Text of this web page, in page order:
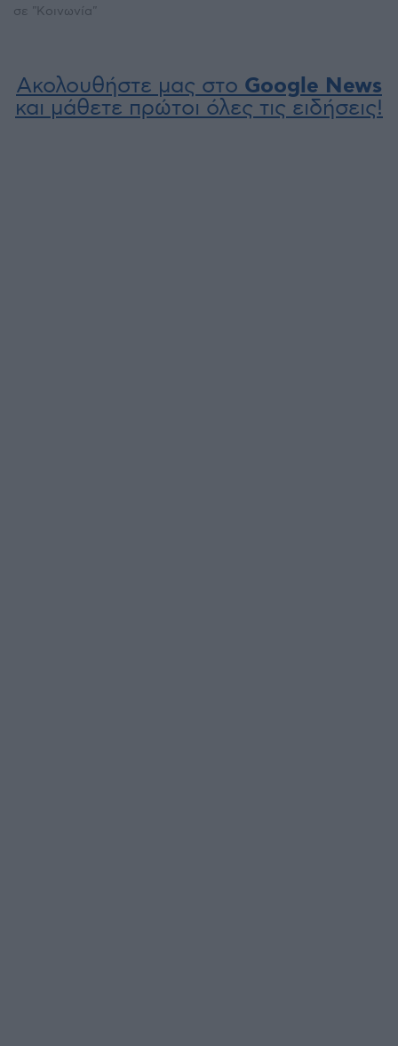
σε "Κοινωνία"
Ακολουθήστε μας στο Google News
και μάθετε πρώτοι όλες τις ειδήσεις!